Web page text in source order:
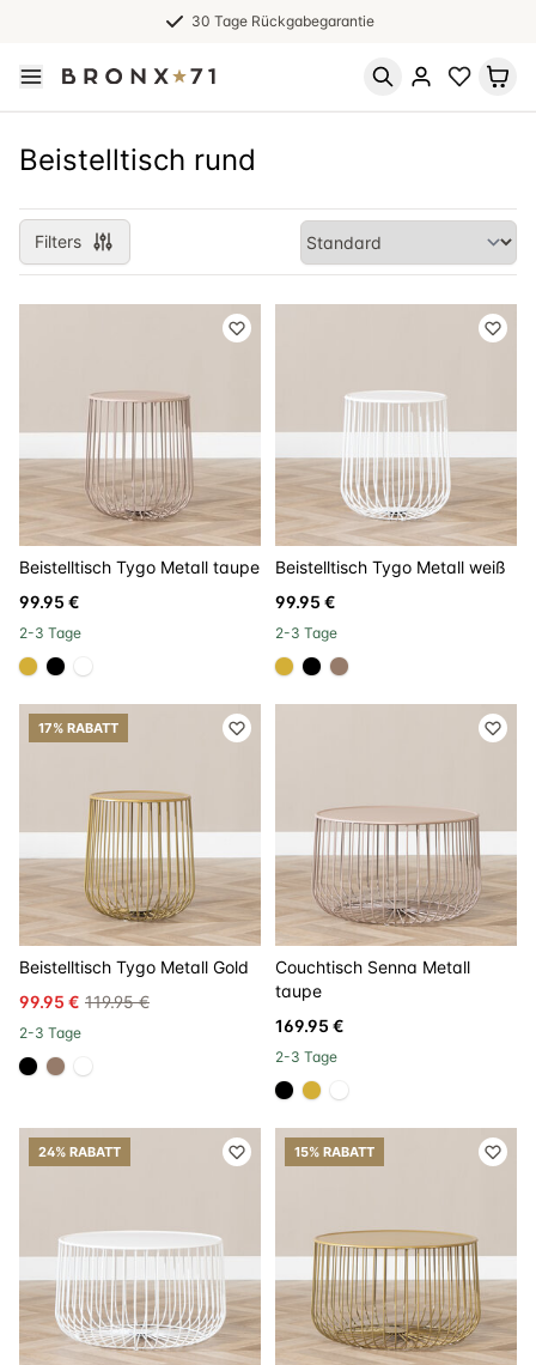
30 Tage Rückgabegarantie
Beistelltisch rund
Filters
Beistelltisch Tygo Metall taupe
99.95 €
2-3 Tage
#D4AF37
#000000
#FFFFFF
Beistelltisch Tygo Metall weiß
99.95 €
2-3 Tage
#D4AF37
#000000
#967b6a
17% RABATT
Beistelltisch Tygo Metall Gold
99.95 € 119.95 €
2-3 Tage
#000000
#967b6a
#FFFFFF
Couchtisch Senna Metall
taupe
169.95 €
2-3 Tage
#000000
#D4AF37
#FFFFFF
24% RABATT 15% RABATT